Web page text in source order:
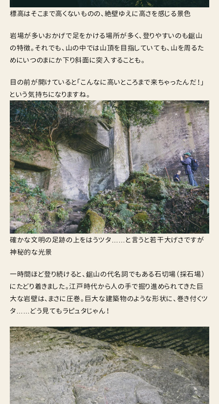
標高はそこまで高くないものの、絶壁ゆえに高さを感じる景色
岩場が多いおかげで足をかける場所が多く、登りやすいのも鋸山
の特徴。それでも、山の中では山頂を目指していても、山を周るた
めにいつのまにか下り斜面に突入することも。
目の前が開けていると「こんなに高いところまで来ちゃったんだ！」
という気持ちになりますね。
確かな文明の足跡の上をはうツタ……と言うと若干大げさですが
神秘的な光景
一時間ほど登り続けると、鋸山の代名詞でもある石切場（採石場）
にたどり着きました。江戸時代から人の手で掘り進められてきた巨
大な岩壁は、まさに圧巻。巨大な建築物のような形状に、巻き付くツ
タ……どう見てもラピュタじゃん！